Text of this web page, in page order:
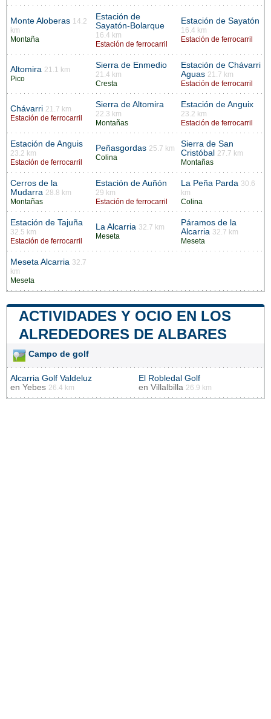
Monte Aloberas 14.2
km
Montaña
Estación de
Sayatón-Bolarque
16.4 km
Estación de ferrocarril
Estación de Sayatón
16.4 km
Estación de ferrocarril
Altomira 21.1 km
Pico
Sierra de Enmedio
21.4 km
Cresta
Estación de Chávarri
Aguas 21.7 km
Estación de ferrocarril
Chávarri 21.7 km
Estación de ferrocarril
Sierra de Altomira
22.3 km
Montañas
Estación de Anguix
23.2 km
Estación de ferrocarril
Estación de Anguis
23.2 km
Estación de ferrocarril
Peñasgordas 25.7 km
Colina
Sierra de San
Cristóbal
27.7 km
Montañas
Cerros de la
Mudarra 28.8 km
Montañas
Estación de Auñón
29 km
Estación de ferrocarril
La Peña Parda 30.6
km
Colina
Estación de Tajuña
32.5 km
Estación de ferrocarril
La Alcarria 32.7 km
Meseta
Páramos de la
Alcarria 32.7 km
Meseta
Meseta Alcarria 32.7
km
Meseta
ACTIVIDADES Y OCIO EN LOS
ALREDEDORES DE ALBARES
Campo de golf
Alcarria Golf Valdeluz
en Yebes 26.4 km
El Robledal Golf
en Villalbilla 26.9 km